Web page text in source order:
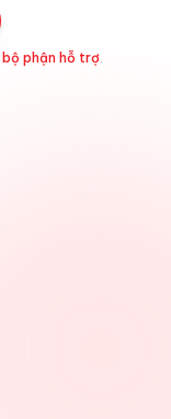
bộ phận hỗ trợ.